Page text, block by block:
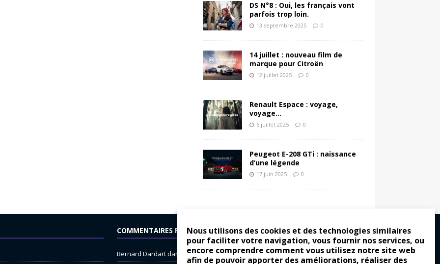
Nous utilisons des cookies et des technologies similaires
pour faciliter votre navigation, vous fournir nos services, ou
encore comprendre comment vous utilisez notre site web
afin de pouvoir apporter des améliorations, réaliser des
DS N°8 : Oui, les français vont
parfois trop loin.
13 septembre 2025 0
14 juillet : nouveau film de
marque pour Citroën
12 juillet 2025 0
Renault Espace : voyage,
voyage…
6 juillet 2025 0
Peugeot E-208 GTi : naissance
d’une légende
17 juin 2025 0
COMMENTAIRES RÉCENTS
Bernard Dardartdans Dacia Sandero : pour les gens vrais